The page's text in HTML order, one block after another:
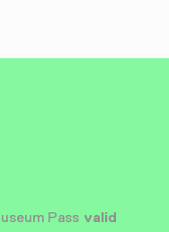
in a new tab
Pass valid